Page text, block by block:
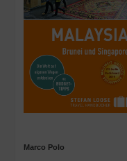
Marco Polo